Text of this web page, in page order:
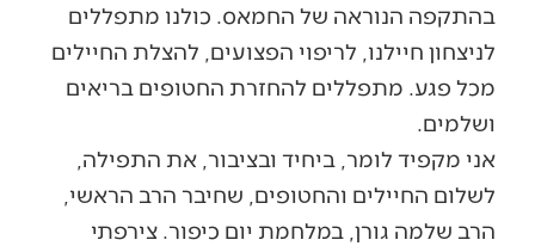
בהתקפה הנוראה של החמאס. כולנו מתפללים
לניצחון חיילנו, לריפוי הפצועים, להצלת החיילים
מכל פגע. מתפללים להחזרת החטופים בריאים
ושלמים.
אני מקפיד לומר, ביחיד ובציבור, את התפילה,
לשלום החיילים והחטופים, שחיבר הרב הראשי,
הרב שלמה גורן, במלחמת יום כיפור. צירפתי